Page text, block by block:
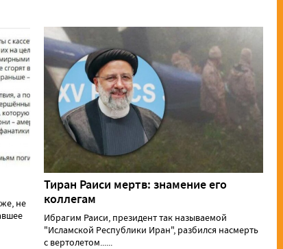
не
Тиран Раиси мертв: знамение его
коллегам
Ибрагим Раиси, президент так называемой
"Исламской Республики Иран", разбился насмерть
с вертолетом......